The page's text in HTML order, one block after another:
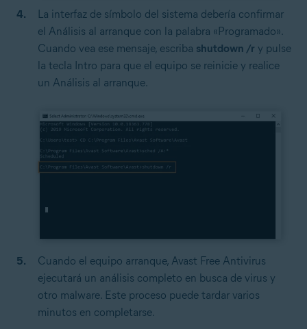
La interfaz de símbolo del sistema debería confirmar
el Análisis al arranque con la palabra «Programado».
Cuando vea ese mensaje, escriba shutdown /r y pulse
la tecla Intro para que el equipo se reinicie y realice
un Análisis al arranque.
Cuando el equipo arranque, Avast Free Antivirus
ejecutará un análisis completo en busca de virus y
otro malware. Este proceso puede tardar varios
minutos en completarse.